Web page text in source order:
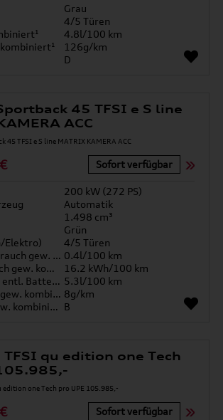
Grau
4/5 Türen
4.8l/100 km
126g/km
D
45 TFSI e S line
ACC
Sofort verfügbar
200 kW (272 PS)
Automatik
1.498 cm³
Grün
Elektro)
4/5 Türen
Kraftstoffverbrauch gew. kombiniert 0.4l/100 km
Stromverbrauch gew. kombiniert
16.2 kWh/100 km
Kraftst. komb. entl. Batterie 5.3l/100 km
CO2-Emission gew. kombiniert 8g/km
CO2-Klasse gew. kombiniert B
TFSI qu edition one Tech
Sofort verfügbar